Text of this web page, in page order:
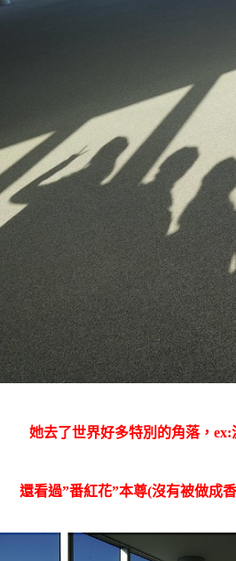
她去了世界好多特別的角落，
還看過”番紅花”本尊(沒有被做成